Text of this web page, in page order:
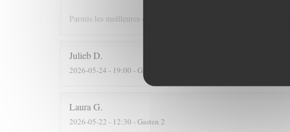
Parmis les meilleures crèpes de Versailles!
JuliebD
2026-05-24 - 19:00 - Gasten 2
Laura G
2026-05-22 - 12:30 - Gasten 2